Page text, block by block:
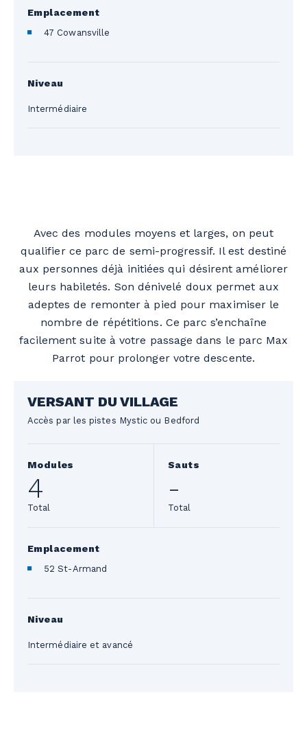
Emplacement
47 Cowansville
Niveau
Intermédiaire
Avec des modules moyens et larges, on peut
qualifier ce parc de semi-progressif. Il est destiné
aux personnes déjà initiées qui désirent améliorer
leurs habiletés. Son dénivelé doux permet aux
adeptes de remonter à pied pour maximiser le
nombre de répétitions. Ce parc s’enchaîne
facilement suite à votre passage dans le parc Max
Parrot pour prolonger votre descente.
VERSANT DU VILLAGE
Accès par les pistes Mystic ou Bedford
Modules
4
Total
Sauts
-
Total
Emplacement
52 St-Armand
Niveau
Intermédiaire et avancé